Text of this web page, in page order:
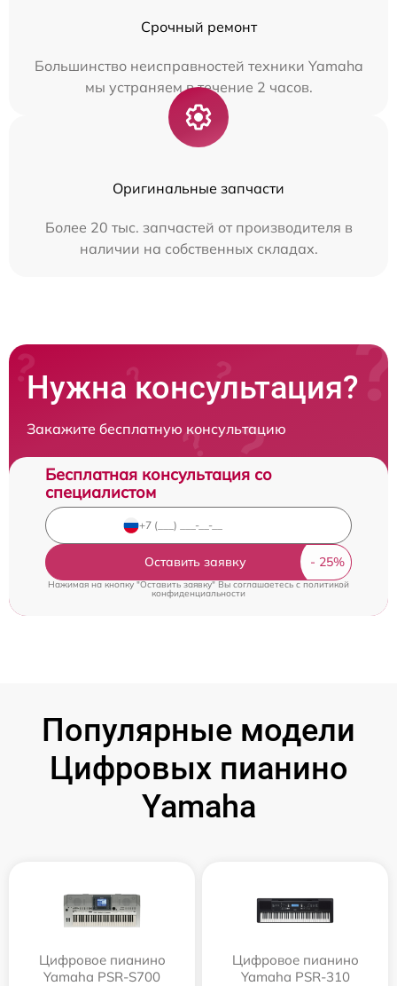
Срочный ремонт
Большинство неисправностей техники Yamaha
мы устраняем в течение 2 часов.
Оригинальные запчасти
Более 20 тыс. запчастей от производителя в
наличии на собственных складах.
Нужна консультация?
Закажите бесплатную консультацию
Бесплатная консультация со
специалистом
Оставить заявку
Нажимая на кнопку "Оставить заявку" Вы соглашаетесь cполитикой
конфиденциальности
Популярные модели
Цифровых пианино
Yamaha
Цифровое пианино
Yamaha PSR-S700
Цифровое пианино
Yamaha PSR-310